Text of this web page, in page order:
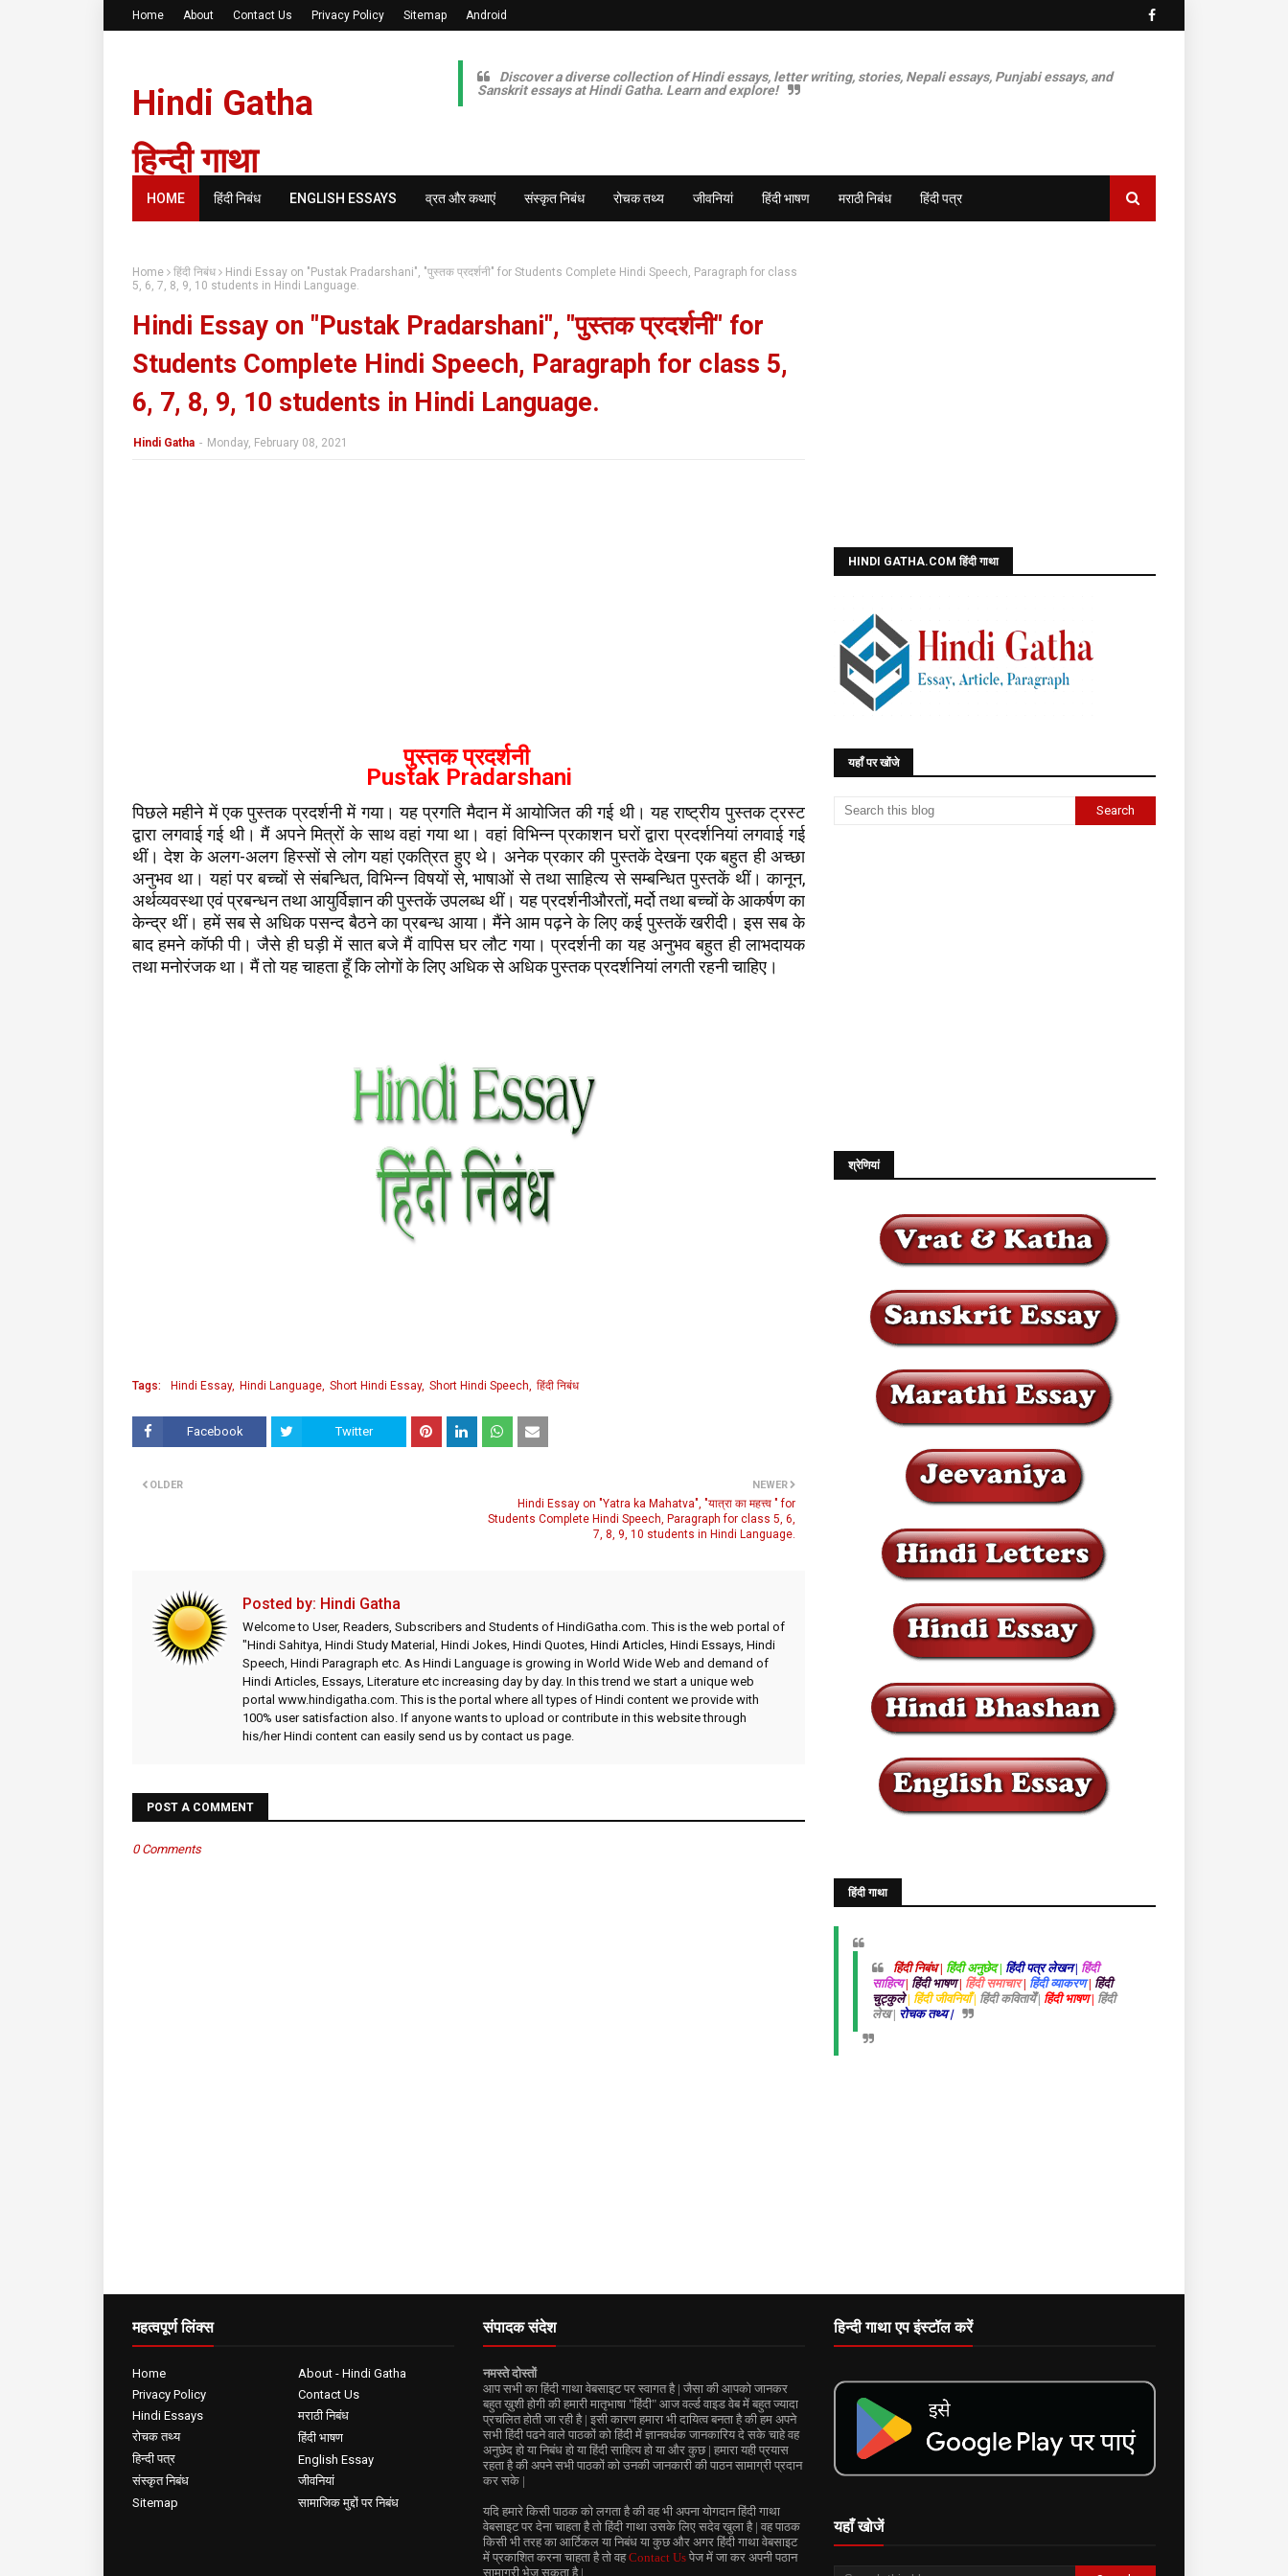
Home About Contact Us Privacy Policy Sitemap Android
Hindi Gatha
हिन्दी गाथा
Discover a diverse collection of Hindi essays, letter writing, stories, Nepali essays, Punjabi essays, and
Sanskrit essays at Hindi Gatha. Learn and explore!
HOME हिंदी निबंध ENGLISH ESSAYS व्रत और कथाएं संस्कृत निबंध रोचक तथ्य जीवनियां हिंदी भाषण मराठी निबंध हिंदी पत्र
Home हिंदी निबंध
Hindi Essay on "Pustak Pradarshani", "पुस्तक प्रदर्शनी" for Students Complete Hindi Speech, Paragraph for class
5, 6, 7, 8, 9, 10 students in Hindi Language.
Hindi Essay on "Pustak Pradarshani", "पुस्तक प्रदर्शनी" for
Students Complete Hindi Speech, Paragraph for class 5,
6, 7, 8, 9, 10 students in Hindi Language.
Hindi Gatha - Monday, February 08, 2021
पुस्तक प्रदर्शनी
Pustak Pradarshani
पिछले महीने में एक पुस्तक प्रदर्शनी में गया। यह प्रगति मैदान में आयोजित की गई थी। यह राष्ट्रीय पुस्तक ट्रस्ट
द्वारा लगवाई गई थी। मैं अपने मित्रों के साथ वहां गया था। वहां विभिन्न प्रकाशन घरों द्वारा प्रदर्शनियां लगवाई गई
थीं। देश के अलग-अलग हिस्सों से लोग यहां एकत्रित हुए थे। अनेक प्रकार की पुस्तकें देखना एक बहुत ही अच्छा
अनुभव था। यहां पर बच्चों से संबन्धित, विभिन्न विषयों से, भाषाओं से तथा साहित्य से सम्बन्धित पुस्तकें थीं। कानून,
अर्थव्यवस्था एवं प्रबन्धन तथा आयुर्विज्ञान की पुस्तकें उपलब्ध थीं। यह प्रदर्शनीऔरतों, मर्दो तथा बच्चों के आकर्षण का
केन्द्र थीं। हमें सब से अधिक पसन्द बैठने का प्रबन्ध आया। मैंने आम पढ़ने के लिए कई पुस्तकें खरीदी। इस सब के
बाद हमने कॉफी पी। जैसे ही घड़ी में सात बजे मैं वापिस घर लौट गया। प्रदर्शनी का यह अनुभव बहुत ही लाभदायक
तथा मनोरंजक था। मैं तो यह चाहता हूँ कि लोगों के लिए अधिक से अधिक पुस्तक प्रदर्शनियां लगती रहनी चाहिए।
Tags: Hindi Essay Hindi Language Short Hindi Essay Short Hindi Speech हिंदी निबंध
Facebook Twitter
NEWER
Hindi Essay on "Yatra ka Mahatva", "यात्रा का महत्त्व " for
Students Complete Hindi Speech, Paragraph for class 5, 6,
7, 8, 9, 10 students in Hindi Language.
OLDER
Posted by: Hindi Gatha
Welcome to User, Readers, Subscribers and Students of HindiGatha.com. This is the web portal of
"Hindi Sahitya, Hindi Study Material, Hindi Jokes, Hindi Quotes, Hindi Articles, Hindi Essays, Hindi
Speech, Hindi Paragraph etc. As Hindi Language is growing in World Wide Web and demand of
Hindi Articles, Essays, Literature etc increasing day by day. In this trend we start a unique web
portal www.hindigatha.com. This is the portal where all types of Hindi content we provide with
100% user satisfaction also. If anyone wants to upload or contribute in this website through
his/her Hindi content can easily send us by contact us page.
POST A COMMENT
0 Comments
HINDI GATHA.COM हिंदी गाथा
यहाँ पर खोंजे
श्रेणियां
हिंदी गाथा
हिंदी निबंध | हिंदी अनुछेद | हिंदी पत्र लेखन | हिंदी
साहित्य| हिंदी भाषण| हिंदी समाचार| हिंदी व्याकरण| हिंदी
चुट्कुले| हिंदी जीवनियाँ | हिंदी कवितायेँ | हिंदी भाषण | हिंदी
लेख | रोचक तथ्य |
महत्वपूर्ण लिंक्स
Home
About - Hindi Gatha
Privacy Policy
Contact Us
Hindi Essays
मराठी निबंध
रोचक तथ्य
हिंदी भाषण
हिन्दी पत्र
English Essay
संस्कृत निबंध
जीवनियां
Sitemap
सामाजिक मुद्दों पर निबंध
संपादक संदेश
नमस्ते दोस्तों
आप सभी का हिंदी गाथा वेबसाइट पर स्वागत है | जैसा की आपको जानकर
बहुत ख़ुशी होगी की हमारी मातृभाषा "हिंदी" आज वर्ल्ड वाइड वेब में बहुत ज्यादा
प्रचलित होती जा रही है | इसी कारण हमारा भी दायित्व बनता है की हम अपने
सभी हिंदी पढने वाले पाठकों को हिंदी में ज्ञानवर्धक जानकारिय दे सके चाहे वह
अनुछेद हो या निबंध हो या हिंदी साहित्य हो या और कुछ | हमारा यही प्रयास
रहता है की अपने सभी पाठकों को उनकी जानकारी की पाठन सामाग्री प्रदान
कर सके |
यदि हमारे किसी पाठक को लगता है की वह भी अपना योगदान हिंदी गाथा
वेबसाइट पर देना चाहता है तो हिंदी गाथा उसके लिए सदेव खुला है | वह पाठक
किसी भी तरह का आर्टिकल या निबंध या कुछ और अगर हिंदी गाथा वेबसाइट
में प्रकाशित करना चाहता है तो वहContact Us पेज में जा कर अपनी पठान
सामाग्री भेज सकता है |
हिन्दी गाथा एप इंस्टॉल करें
यहाँ खोजें